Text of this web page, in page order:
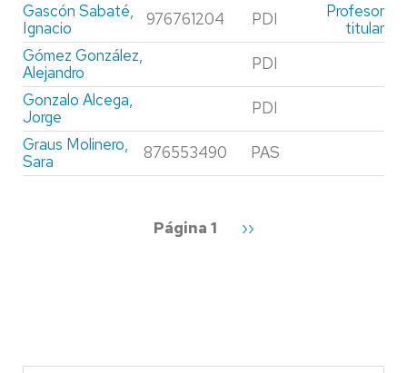
Gascón Sabaté,
Ignacio
976761204 PDI
Profesor
titular
Gómez González,
Alejandro
PDI
Gonzalo Alcega,
Jorge
PDI
Graus Molinero,
Sara
876553490
PAS
Página 1
Siguiente
››